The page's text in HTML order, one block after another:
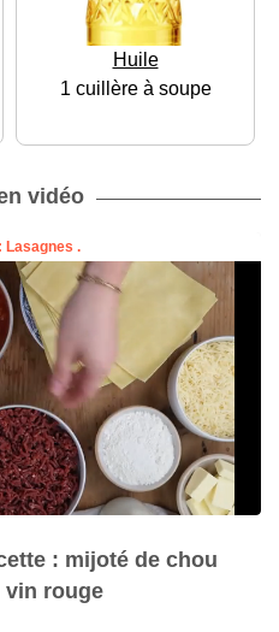
Huile
1 cuillère à soupe
vidéo
: mijoté de chou
vin rouge